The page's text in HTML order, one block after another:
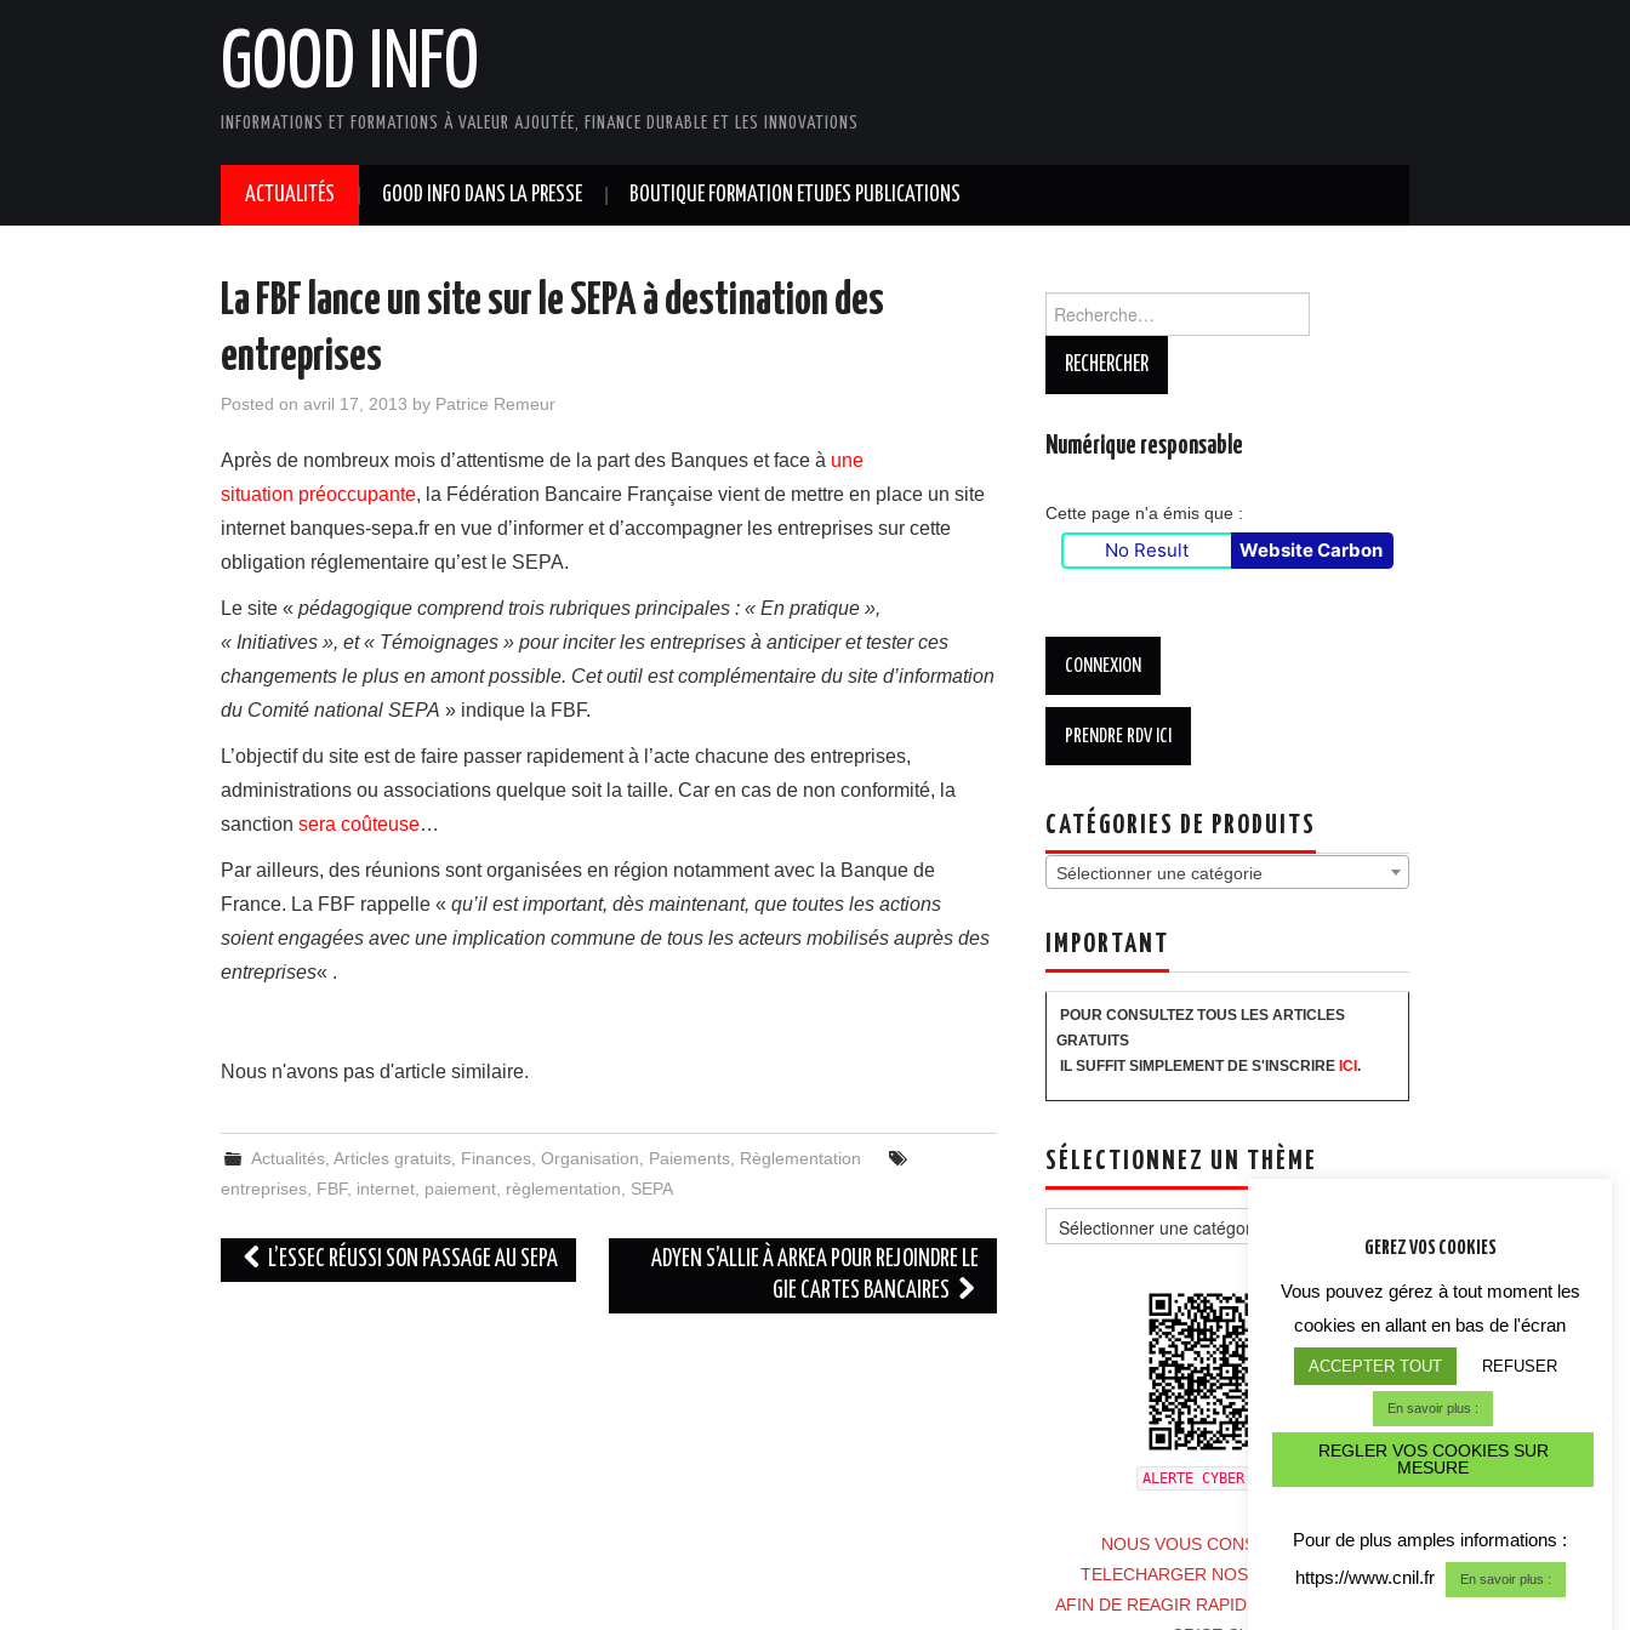
GOOD INFO
INFORMATIONS ET FORMATIONS À VALEUR AJOUTÉE, FINANCE DURABLE ET LES INNOVATIONS
ACTUALITÉS GOOD INFO DANS LA PRESSE BOUTIQUE FORMATION ETUDES PUBLICATIONS
La FBF lance un site sur le SEPA à destination des
entreprises
Posted on avril 17, 2013 by Patrice Remeur
Après de nombreux mois d’attentisme de la part des Banques et face à une
situation préoccupante, la Fédération Bancaire Française vient de mettre en place un site
internet banques-sepa.fr en vue d’informer et d’accompagner les entreprises sur cette
obligation réglementaire qu’est le SEPA.
Le site « pédagogique comprend trois rubriques principales : « En pratique »,
« Initiatives », et « Témoignages » pour inciter les entreprises à anticiper et tester ces
changements le plus en amont possible. Cet outil est complémentaire du site d’information
du Comité national SEPA » indique la FBF.
L’objectif du site est de faire passer rapidement à l’acte chacune des entreprises,
administrations ou associations quelque soit la taille. Car en cas de non conformité, la
sanction sera coûteuse…
Par ailleurs, des réunions sont organisées en région notamment avec la Banque de
France. La FBF rappelle « qu’il est important, dès maintenant, que toutes les actions
soient engagées avec une implication commune de tous les acteurs mobilisés auprès des
entreprises« .
Nous n'avons pas d'article similaire.
Actualités ,Articles gratuits Finances ,Organisation Paiements Règlementation
entreprises FBF, internet paiement règlementation SEPA
Navigation
des
L’ESSEC RÉUSSI SON PASSAGE AU SEPA
ADYEN S’ALLIE À ARKEA POUR REJOINDRE LE
GIE CARTES BANCAIRES
Numérique responsable
Cette page n'a émis que :
No Result Website Carbon
CATÉGORIES DE PRODUITS
Sélectionner une catégorie
IMPORTANT
POUR CONSULTEZ TOUS LES ARTICLES
GRATUITS
IL SUFFIT SIMPLEMENT DE S'INSCRIRE ICI .
SÉLECTIONNEZ UN THÈME
un
thème
ALERTE CYBER CRISE
NOUS VOUS CONSEILLONS DE
TELECHARGER NOS COORDONNES
AFIN DE REAGIR RAPIDEMENT EN CAS DE
GEREZ VOS COOKIES
Vous pouvez gérez à tout moment les
cookies en allant en bas de l'écran
ACCEPTER TOUT REFUSER
En savoir plus :
REGLER VOS COOKIES SUR
MESURE
Pour de plus amples informations :
https://www.cnil.fr
En savoir plus :